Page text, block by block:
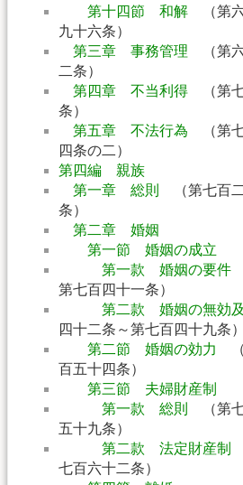
第十四節 和解 （第
九十六条）
第三章 事務管理 （第
二条）
第四章 不当利得 （第
条）
第五章 不法行為 （第
四条の二）
第四編 親族
第一章 総則
（第七百
条）
第二章 婚姻
第一節 婚姻の成立
第一款 婚姻の要件
第七百四十一条）
第二款 婚姻の無効
四十二条～第七百四十九条）
第二節 婚姻の効力
（
百五十四条）
第三節 夫婦財産制
第一款 総則
（第
五十九条）
第二款 法定財産制
七百六十二条）